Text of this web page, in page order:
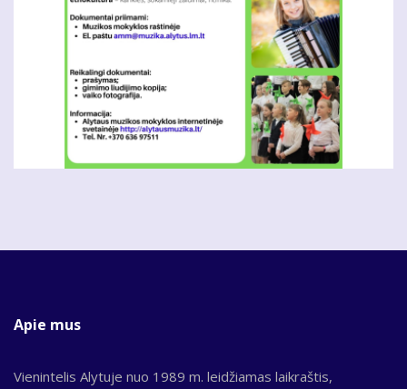
Apie mus
Vienintelis Alytuje nuo 1989 m. leidžiamas laikraštis,